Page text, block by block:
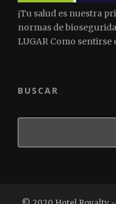
¡Tu salud es nuestra
normas de
LUGAR Como sentirse
BUSCAR